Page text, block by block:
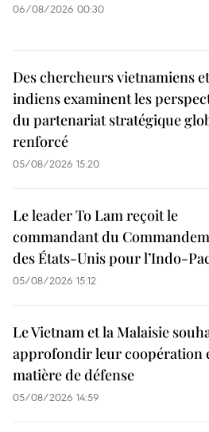
06/08/2026 00:30
Des chercheurs vietnamiens et
indiens examinent les
du partenariat stratégique
renforcé
05/08/2026 15:20
Le leader To Lam reçoit le
commandant du
des États-Unis pour l’Indo-
05/08/2026 15:12
Le Vietnam et la Malaisie
approfondir leur coopération
matière de défense
05/08/2026 14:59